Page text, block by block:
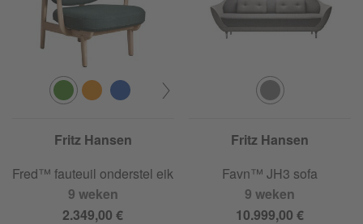
Fritz Hansen
Fred™ fauteuil onderstel eik
9 weken
2.349,00 €
Fritz Hansen
Favn™ JH3 sofa
9 weken
10.999,00 €